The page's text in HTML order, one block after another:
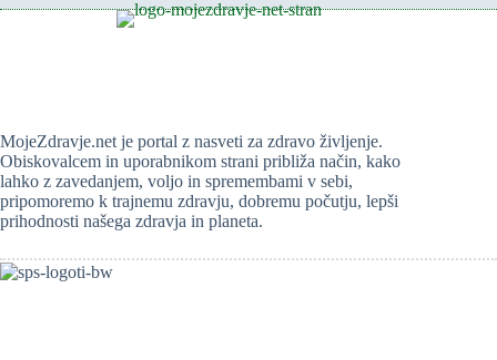
MojeZdravje.net je portal z nasveti za zdravo življenje.
Obiskovalcem in uporabnikom strani približa način, kako
lahko z zavedanjem, voljo in spremembami v sebi,
pripomoremo k trajnemu zdravju, dobremu počutju, lepši
prihodnosti našega zdravja in planeta.